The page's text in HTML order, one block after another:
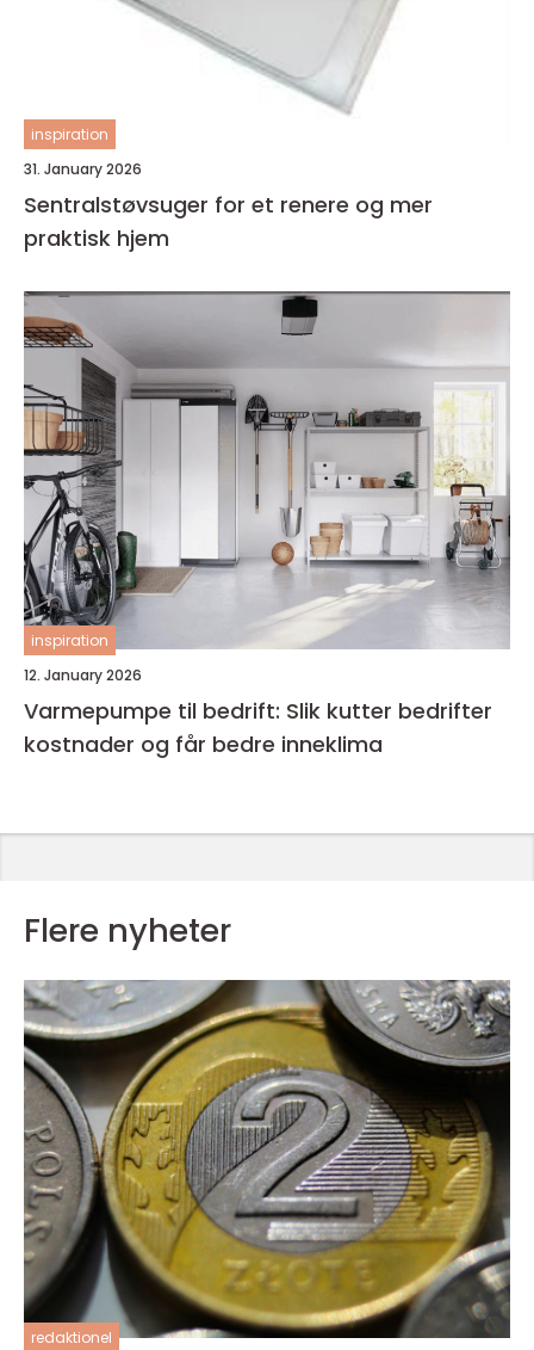
inspiration
31. January 2026
Sentralstøvsuger for et renere og mer
praktisk hjem
inspiration
12. January 2026
Varmepumpe til bedrift: Slik kutter bedrifter
kostnader og får bedre inneklima
Flere nyheter
redaktionel